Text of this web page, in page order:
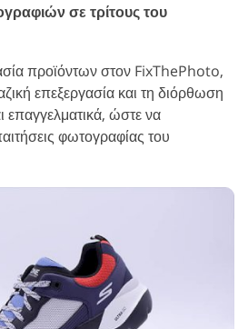
σε τρίτους του
προϊόντων στον FixThePhoto,
επεξεργασία και τη διόρθωση
ώστε να
φωτογραφίας του